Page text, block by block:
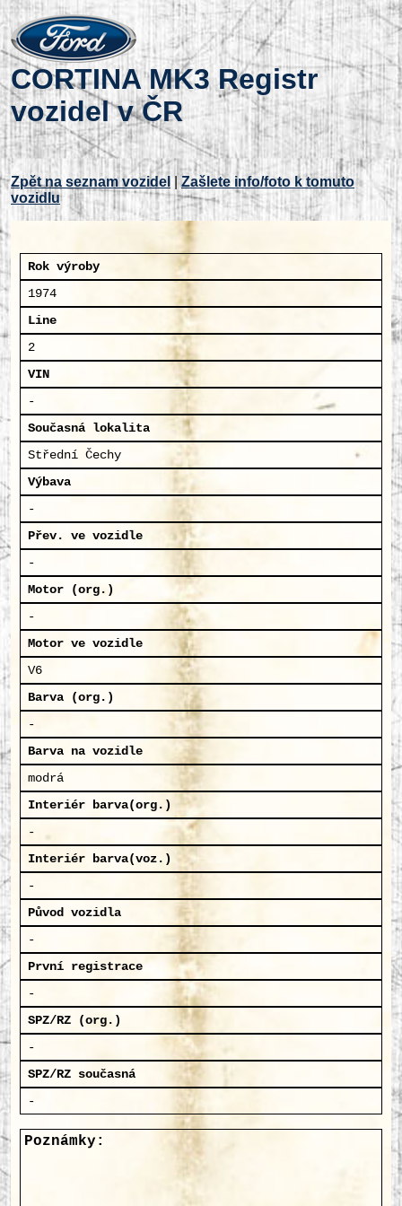
CORTINA MK3 Registr
vozidel v ČR
Zpět na seznam vozidel
Zašlete info/foto k tomuto
vozidlu
Rok výroby
1974
Line
2
VIN
-
Současná lokalita
Střední Čechy
Výbava
-
Přev. ve vozidle
-
Motor (org.)
-
Motor ve vozidle
V6
Barva (org.)
-
Barva na vozidle
modrá
Interiér barva(org.)
-
Interiér barva(voz.)
-
Původ vozidla
-
První registrace
-
SPZ/RZ (org.)
-
SPZ/RZ současná
-
Poznámky: